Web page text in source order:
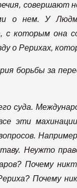
совершают
о нем. У
которым она
о Рерихах,
борьбы за
суда.
эти
Неужто
Почему
Почему